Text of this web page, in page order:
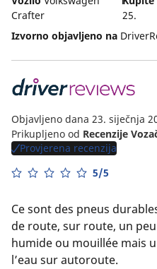
Crafter
25.
Izvorno objavljeno na
Objavljeno dana 23. siječnja
Prikupljeno od Recenzije
Provjerena recenzija
5/5
Ce sont des pneus
de route, sur route, un
humide ou mouillée mais
l’eau sur autoroute.